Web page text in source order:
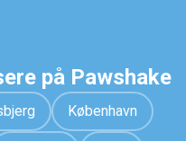
på Pawshake
København